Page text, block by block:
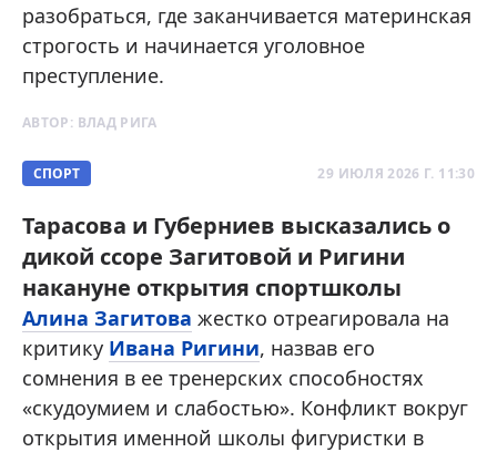
разобраться, где заканчивается материнская
строгость и начинается уголовное
преступление.
АВТОР: ВЛАД РИГА
СПОРТ 29 ИЮЛЯ 2026 Г. 11:30
Тарасова и Губерниев высказались о
дикой ссоре Загитовой и Ригини
накануне открытия спортшколы
Алина Загитова жестко отреагировала на
критику Ивана Ригини, назвав его
сомнения в ее тренерских способностях
«скудоумием и слабостью». Конфликт вокруг
открытия именной школы фигуристки в